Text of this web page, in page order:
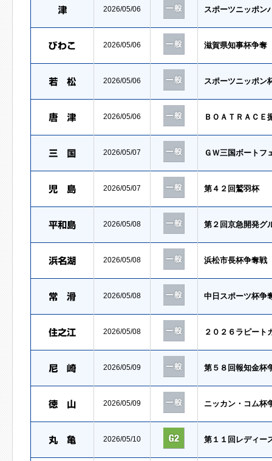
2026/05/06 スポーツニッポン
2026/05/06 滋賀県知事杯争
2026/05/06 スポーツニッポン
2026/05/06 ＢＯＡＴＲＡＣＥ
2026/05/07 ＧＷ三国ボートフ
2026/05/07 第４２回鷲羽杯
2026/05/08 第２回京急開発グ
2026/05/08 浜松市長杯争奪
2026/05/08 中日スポーツ杯争
2026/05/08 ２０２６ラピート
2026/05/09 第５８回報知金
2026/05/09 ニッカン・コム杯
2026/05/10 第１１回レディー